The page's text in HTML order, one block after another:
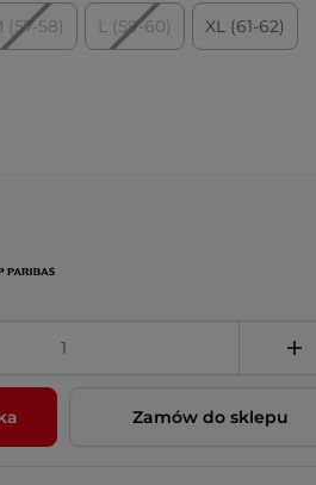
(57-58) L (59-60) XL (61-62)
Zamów do sklepu